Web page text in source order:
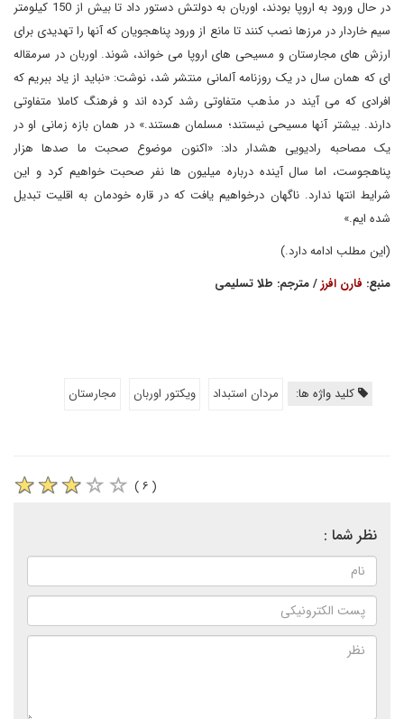
در حال ورود به اروپا بودند، اوربان به دولتش دستور داد تا بیش از 150 کیلومتر
سیم خاردار در مرزها نصب کنند تا مانع از ورود پناهجویان که آنها را تهدیدی برای
ارزش های مجارستان و مسیحی های اروپا می خواند، شوند. اوربان در سرمقاله
ای که همان سال در یک روزنامه آلمانی منتشر شد، نوشت: «نباید از یاد ببریم که
افرادی که می آیند در مذهب متفاوتی رشد کرده اند و فرهنگ کاملا متفاوتی
دارند. بیشتر آنها مسیحی نیستند؛ مسلمان هستند.» در همان بازه زمانی او در
یک مصاحبه رادیویی هشدار داد: «اکنون موضوع صحبت ما صدها هزار
پناهجوست، اما سال آینده درباره میلیون ها نفر صحبت خواهیم کرد و این
شرایط انتها ندارد. ناگهان درخواهیم یافت که در قاره خودمان به اقلیت تبدیل
شده ایم.»
(این مطلب ادامه دارد.)
منبع: فارن افرز/ مترجم: طلا تسلیمی
کلید واژه ها: مردان استبداد ویکتور اوربان مجارستان
( ۶ )
نظر شما :